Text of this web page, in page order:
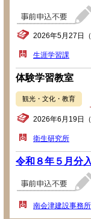
2026年5月27日
生涯学習課
体験学習教室
観光・文化・教育
2026年6月19日
衛生研究所
令和８年５月分
南会津建設事務所